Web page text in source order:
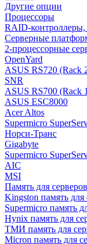
Другие опции
Процессоры
RAID-
Серверные
2-процессорные
OpenYard
ASUS RS720 (Rack
SNR
ASUS RS700 (Rack
ASUS ESC8000
Acer Altos
Supermicro
Норси-Транс
Gigabyte
Supermicro
AIC
MSI
Память для серверов
Kingston память для
Supermicro память
Hynix память для
ТМИ память для
Micron память для